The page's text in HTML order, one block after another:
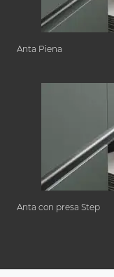
Anta Piena
Anta con presa Step